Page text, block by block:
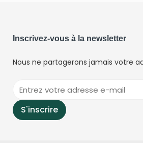
Inscrivez-vous à la newsletter
Nous ne partagerons jamais votre